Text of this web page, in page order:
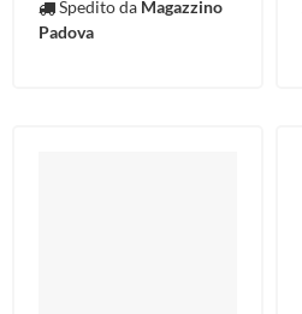
Spedito da Magazzino
Padova